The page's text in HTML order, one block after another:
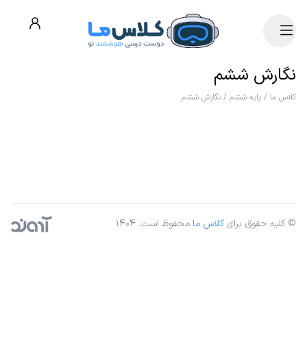
نگارش ششم
کلاس ما / پایه ششم / نگارش ششم
© کلیه حقوق برایکلاس ما محفوظ است. ۱۴۰۴